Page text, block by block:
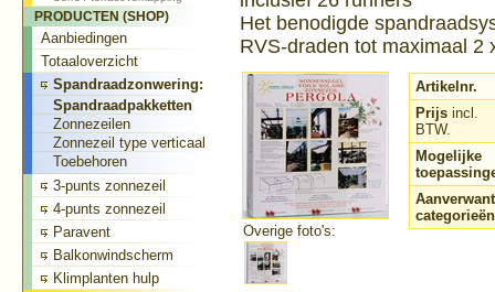
Het benodigde
RVS-draden tot maximaal 2
Artikelnr.
Prijs incl.
BTW.
Mogelijke
categorieën
Overige foto's:
PRODUCTEN (SHOP)
Aanbiedingen
Totaaloverzicht
Spandraadzonwering:
Spandraadpakketten
Zonnezeilen
Zonnezeil type verticaal
Toebehoren
3-punts zonnezeil
4-punts zonnezeil
Paravent
Balkonwindscherm
Klimplanten hulp